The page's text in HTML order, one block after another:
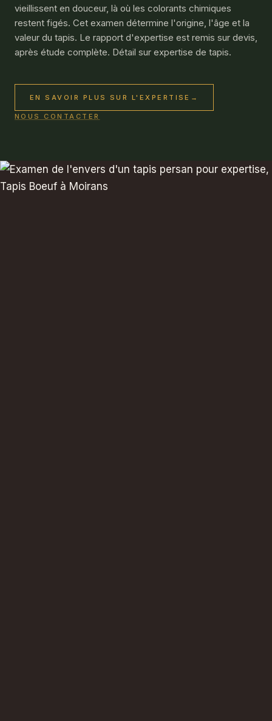
vieillissent en douceur, là où les colorants chimiques
restent figés. Cet examen détermine l'origine, l'âge et la
valeur du tapis. Le rapport d'expertise est remis sur devis,
après étude complète. Détail sur expertise de tapis.
EN SAVOIR PLUS SUR L'EXPERTISE →
NOUS CONTACTER